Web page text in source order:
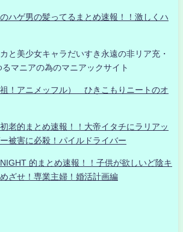
ハゲ男の髪ってるまとめ速報！！激しくハ
と美少女キャラだいすき永遠の非リア充・
マニアの為のマニアックサイト
！アニメッフル） ひきこもりニートのオ
老的まとめ速報！！大帝イタチにラリアッ
被害に必殺！パイルドライバー
的まとめ速報！！子供が欲しいど陰キ
ざせ！専業主婦！婚活計画編